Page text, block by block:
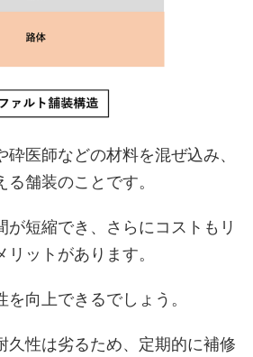
砕医師などの材料を混ぜ込み、
舗装のことです。
が短縮でき、さらにコストもリ
ットがあります。
を向上できるでしょう。
久性は劣るため、定期的に補修